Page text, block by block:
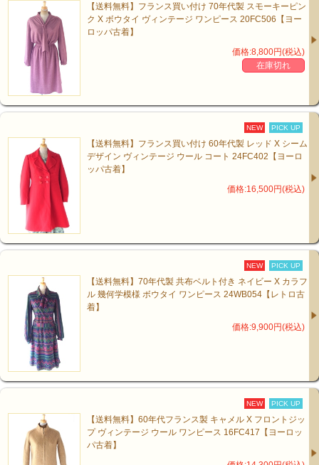
【送料無料】フランス買い付け 70年代製 スモーキーピン
ク X ボウタイ ヴィンテージ ワンピース 20FC506【ヨー
ロッパ古着】
価格:8,800円(税込)
在庫切れ
NEW PICK UP
【送料無料】フランス買い付け 60年代製 レッド X シーム
デザイン ヴィンテージ ウール コート 24FC402【ヨーロ
ッパ古着】
価格:16,500円(税込)
NEW PICK UP
【送料無料】70年代製 共布ベルト付き ネイビー X カラフ
ル 幾何学模様 ボウタイ ワンピース 24WB054【レトロ古
着】
価格:9,900円(税込)
NEW PICK UP
【送料無料】60年代フランス製 キャメル X フロントジッ
プ ヴィンテージ ウール ワンピース 16FC417【ヨーロッ
パ古着】